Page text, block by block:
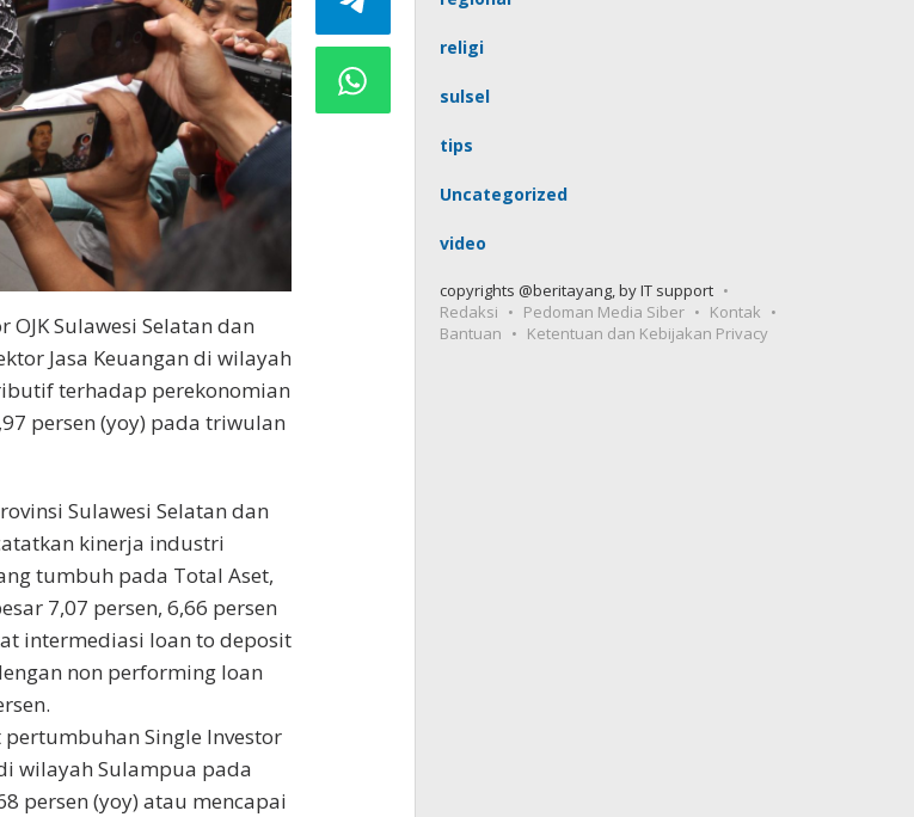
OJK Sulawesi Selatan dan
Jasa Keuangan di wilayah
terhadap perekonomian
persen (yoy) pada triwulan
Sulawesi Selatan dan
kinerja industri
tumbuh pada Total Aset,
7,07 persen, 6,66 persen
intermediasi loan to deposit
non performing loan
Single Investor
wilayah Sulampua pada
persen (yoy) atau mencapai
religi
sulsel
tips
Uncategorized
video
copyrights @beritayang, by IT support
Redaksi
Pedoman Media Siber
Kontak
Bantuan
Ketentuan dan Kebijakan Privacy